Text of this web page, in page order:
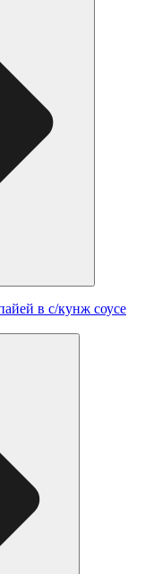
в с/кунж соусе